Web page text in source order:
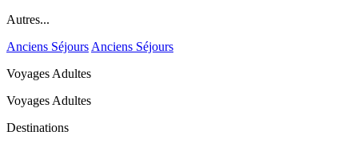
Autres...
Anciens SéjoursAnciens Séjours
Voyages Adultes
Voyages Adultes
Destinations